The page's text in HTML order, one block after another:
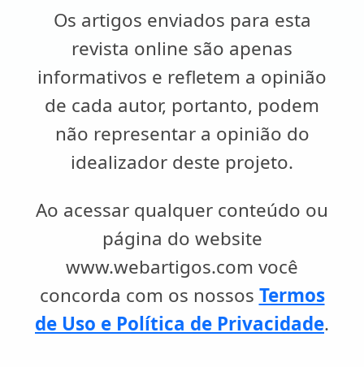
Os artigos enviados para esta
revista online são apenas
informativos e refletem a opinião
de cada autor, portanto, podem
não representar a opinião do
idealizador deste projeto.
Ao acessar qualquer conteúdo ou
página do website
www.webartigos.com você
concorda com os nossos Termos
de Uso e Política de Privacidade.